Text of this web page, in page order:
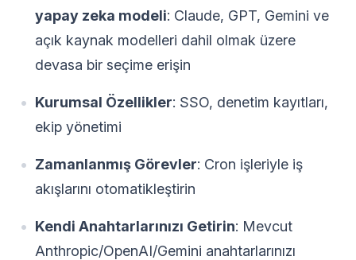
yapay zeka modeli: Claude, GPT, Gemini ve
açık kaynak modelleri dahil olmak üzere
devasa bir seçime erişin
Kurumsal Özellikler: SSO, denetim kayıtları,
ekip yönetimi
Zamanlanmış Görevler: Cron işleriyle iş
akışlarını otomatikleştirin
Kendi Anahtarlarınızı Getirin: Mevcut
Anthropic/OpenAI/Gemini anahtarlarınızı